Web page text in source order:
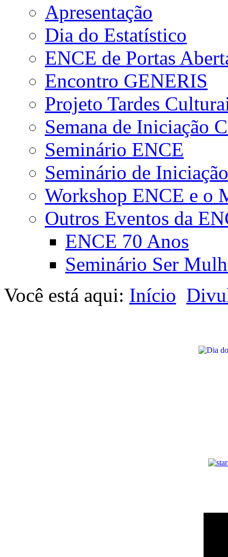
Apresentação
Dia do Estatístico
ENCE de Portas
Encontro GENERIS
Projeto Tardes
Semana de Iniciação
Seminário ENCE
Seminário de
Workshop ENCE e o
Outros Eventos da
ENCE 70 Anos
Seminário Ser
Você está aqui: Início